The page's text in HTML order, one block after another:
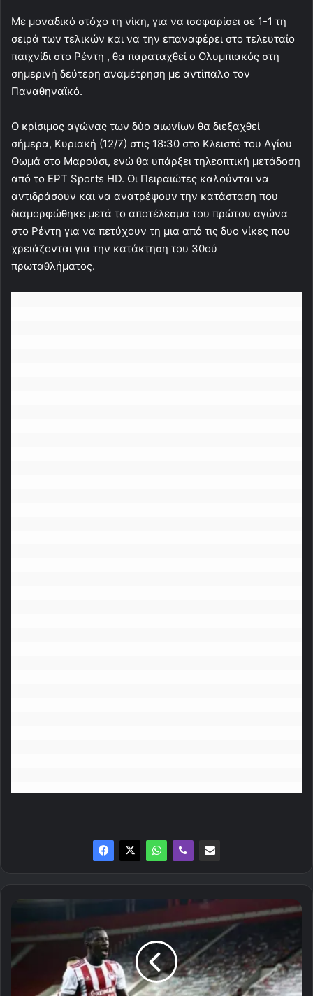
Με μοναδικό στόχο τη νίκη, για να ισοφαρίσει σε 1-1 τη
σειρά των τελικών και να την επαναφέρει στο τελευταίο
παιχνίδι στο Ρέντη , θα παραταχθεί ο Ολυμπιακός στη
σημερινή δεύτερη αναμέτρηση με αντίπαλο τον
Παναθηναϊκό.
Ο κρίσιμος αγώνας των δύο αιωνίων θα διεξαχθεί
σήμερα, Κυριακή (12/7) στις 18:30 στο Κλειστό του Αγίου
Θωμά στο Μαρούσι, ενώ θα υπάρξει τηλεοπτική μετάδοση
από το ΕΡΤ Sports HD. Οι Πειραιώτες καλούνται να
αντιδράσουν και να ανατρέψουν την κατάσταση που
διαμορφώθηκε μετά το αποτέλεσμα του πρώτου αγώνα
στο Ρέντη για να πετύχουν τη μια από τις δυο νίκες που
χρειάζονται για την κατάκτηση του 30ού
πρωταθλήματος.
τηλεοπτική